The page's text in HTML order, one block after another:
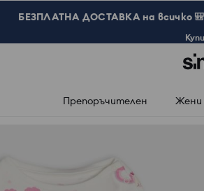
БЕЗПЛАТНА ДОСТАВКА на всичко
Препоръчителен Жени